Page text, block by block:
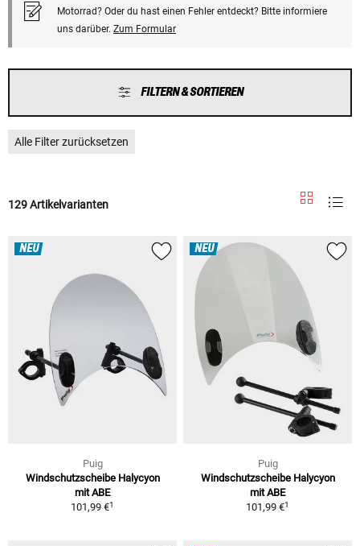
Motorrad? Oder du hast einen Fehler entdeckt? Bitte informiere
uns darüber. Zum Formular
FILTERN & SORTIEREN
Alle Filter zurücksetzen
129 Artikelvarianten
NEU
Puig
Windschutzscheibe Halycyon
mit ABE
101,99 €1
NEU
Puig
Windschutzscheibe Halycyon
mit ABE
101,99 €1